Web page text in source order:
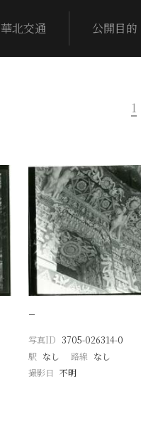
華北交通 公開目的
1
−
写真ID 3705-026314-0
駅 なし 路線 なし
撮影日 不明